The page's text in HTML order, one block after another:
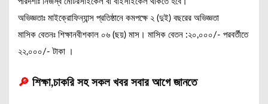
অভিজ্ঞতাঃ মাইক্রোফিন্যান্স প্রতিষ্ঠানে কমপক্ষে ২ (দুই) বছরের অভিজ্ঞতা
মাসিক বেতনঃ শিক্ষানবীশকাল ০৬ (ছয়) মাস। মাসিক বেতন :২০,০০০/- পরবর্তীতে
২২,০০০/- টাকা ।
🔎 শিক্ষা,চাকরি সহ সকল খবর সবার আগে জানতে